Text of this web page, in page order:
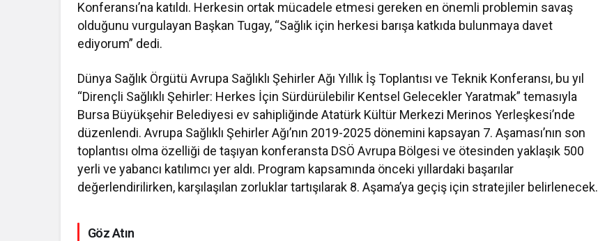
Konferansı’na katıldı. Herkesin ortak mücadele etmesi gereken en önemli problemin savaş
olduğunu vurgulayan Başkan Tugay, “Sağlık için herkesi barışa katkıda bulunmaya davet
ediyorum” dedi.
Dünya Sağlık Örgütü Avrupa Sağlıklı Şehirler Ağı Yıllık İş Toplantısı ve Teknik Konferansı, bu yıl
“Dirençli Sağlıklı Şehirler: Herkes İçin Sürdürülebilir Kentsel Gelecekler Yaratmak” temasıyla
Bursa Büyükşehir Belediyesi ev sahipliğinde Atatürk Kültür Merkezi Merinos Yerleşkesi’nde
düzenlendi. Avrupa Sağlıklı Şehirler Ağı’nın 2019-2025 dönemini kapsayan 7. Aşaması’nın son
toplantısı olma özelliği de taşıyan konferansta DSÖ Avrupa Bölgesi ve ötesinden yaklaşık 500
yerli ve yabancı katılımcı yer aldı. Program kapsamında önceki yıllardaki başarılar
değerlendirilirken, karşılaşılan zorluklar tartışılarak 8. Aşama’ya geçiş için stratejiler belirlenecek.
Göz Atın